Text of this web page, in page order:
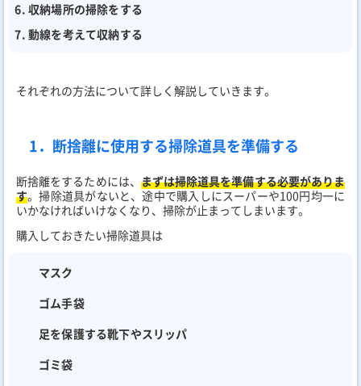
収納場所の掃除をする
動線を考えて収納する
それぞれの方法について詳しく解説していきます。
1．断捨離に使用する掃除道具を準備する
断捨離をするためには、 まずは掃除道具を準備する必要がありま
す。掃除道具がないと、途中で購入しにスーパーや100円均一に
いかなければいけなくなり、掃除が止まってしまいます。
購入しておきたい掃除道具は
マスク
ゴム手袋
足を保護する靴下やスリッパ
ゴミ袋